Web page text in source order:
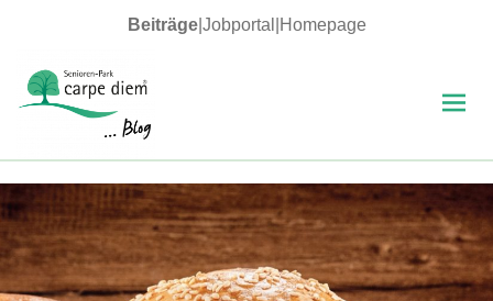
Beiträge| Jobportal Homepage
carpe diem Blog